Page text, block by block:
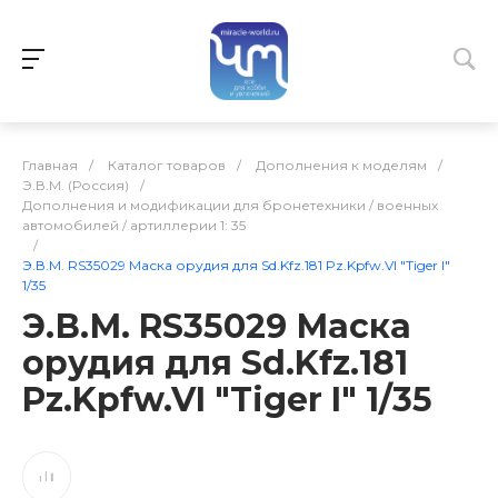
Главная / Каталог товаров / Дополнения к моделям
/
Э.В.М. (Россия)
/
Дополнения и модификации для бронетехники / военных
автомобилей / артиллерии 1: 35
/
Э.В.М. RS35029 Маска орудия для Sd.Kfz.181 Pz.Kpfw.VI "Tiger I"
1/35
Э.В.М. RS35029 Маска
орудия для Sd.Kfz.181
Pz.Kpfw.VI "Tiger I" 1/35